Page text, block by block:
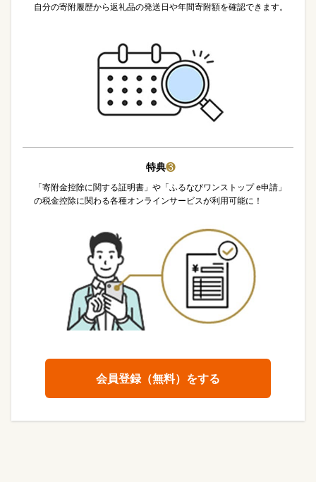
自分の寄附履歴から返礼品の発送日や年間寄附額を確認できます。
特典❸
「寄附金控除に関する証明書」や「ふるなびワンストップ e申請」
の税金控除に関わる各種オンラインサービスが利用可能に！
会員登録（無料）をする